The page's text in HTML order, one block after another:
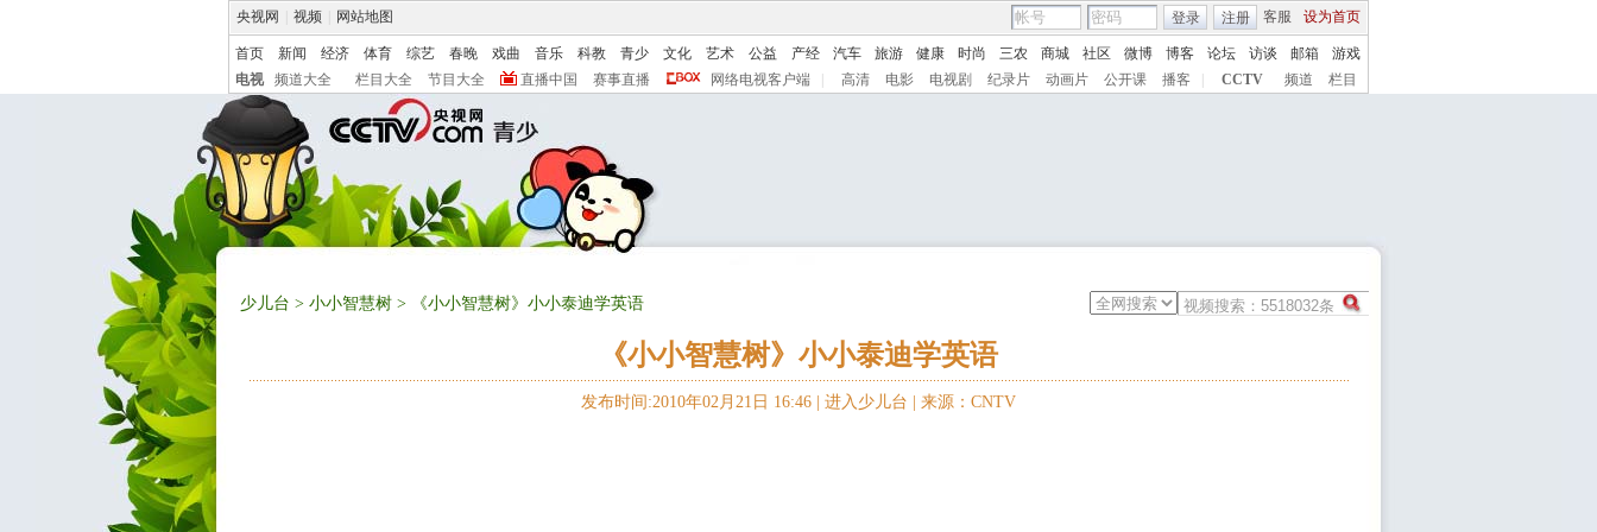
央视网 视频 网站地图 客服 设为首页
登录 注册
首页 新闻 经济 体育 综艺 春晚 戏曲 音乐 科教 青少 文化 艺术 公益 产经 汽车 旅游 健康 时尚 三农 商城 社区 微博 博客 论坛 访谈 邮箱
游戏
电视
频道大全 栏目大全 节目大全 直播中国 赛事直播 网络电视客户端 高清 电影 电视剧 纪录片 动画片 公开课 播客 CCTV 频道 栏目
少儿台 > 小小智慧树 > 《小小智慧树》小小泰迪学英语
《小小智慧树》小小泰迪学英语
发布时间:2010年02月21日 16:46 | 进入少儿台 来源：CNTV